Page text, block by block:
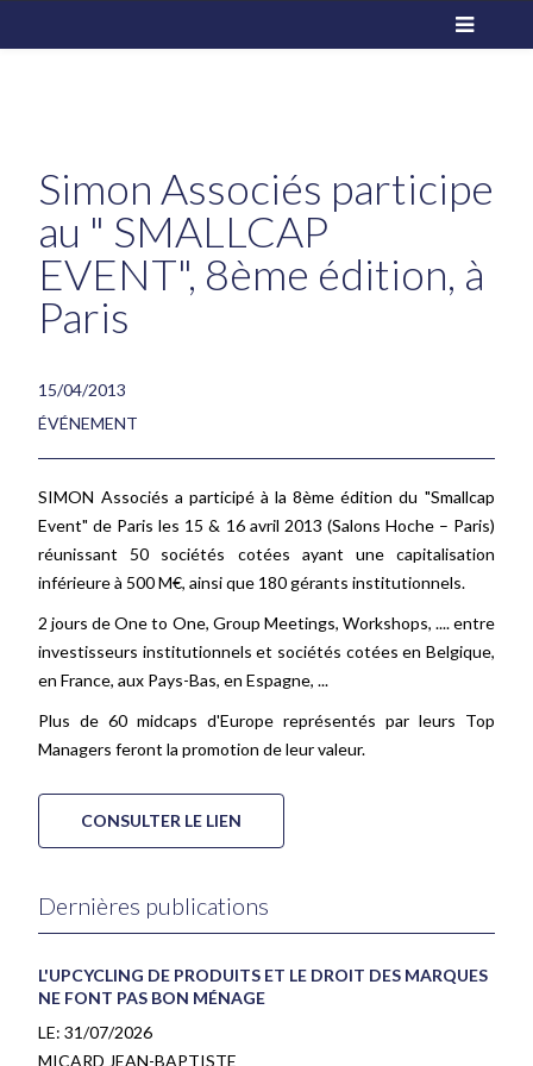
Simon Associés participe
au " SMALLCAP
EVENT", 8ème édition, à
Paris
15/04/2013
ÉVÉNEMENT
SIMON Associés a participé à la 8ème édition du "Smallcap
Event" de Paris les 15 & 16 avril 2013 (Salons Hoche – Paris)
réunissant 50 sociétés cotées ayant une capitalisation
inférieure à 500 M€, ainsi que 180 gérants institutionnels.
2 jours de One to One, Group Meetings, Workshops, .... entre
investisseurs institutionnels et sociétés cotées en Belgique,
en France, aux Pays-Bas, en Espagne, ...
Plus de 60 midcaps d'Europe représentés par leurs Top
Managers feront la promotion de leur valeur.
CONSULTER LE LIEN
Dernières publications
L'UPCYCLING DE PRODUITS ET LE DROIT DES MARQUES
NE FONT PAS BON MÉNAGE
LE: 31/07/2026
MICARD JEAN-BAPTISTE